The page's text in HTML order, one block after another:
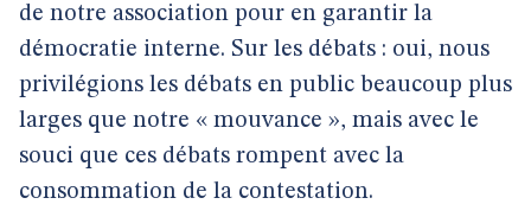
de notre association pour en garantir la
démocratie interne. Sur les débats : oui, nous
privilégions les débats en public beaucoup plus
larges que notre « mouvance », mais avec le
souci que ces débats rompent avec la
consommation de la contestation.